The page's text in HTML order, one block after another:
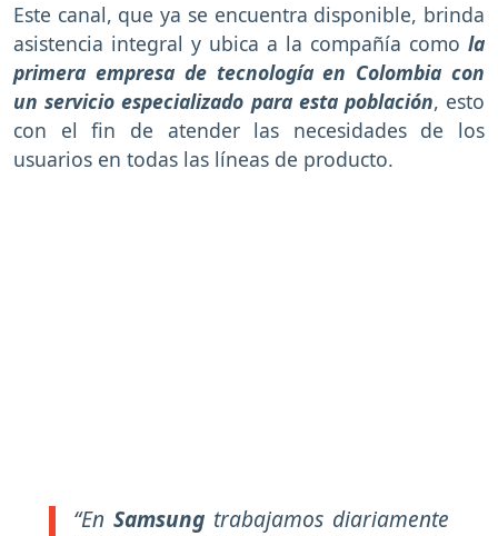
Este canal, que ya se encuentra disponible, brinda
asistencia integral y ubica a la compañía como la
primera empresa de tecnología en Colombia con
un servicio especializado para esta población, esto
con el fin de atender las necesidades de los
usuarios en todas las líneas de producto.
“En Samsung trabajamos diariamente